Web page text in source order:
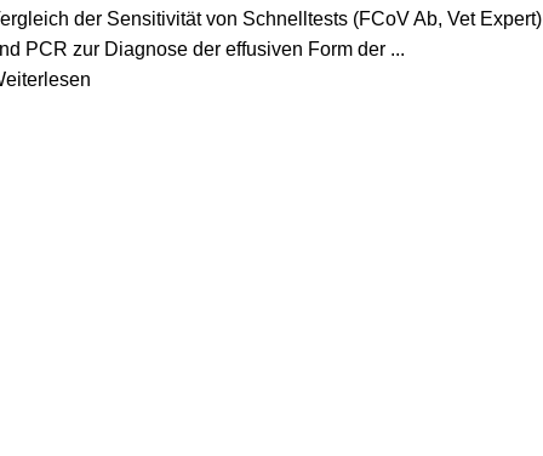
der Sensitivität von Schnelltests (FCoV Ab, Vet Expert)
PCR zur Diagnose der effusiven Form der ...